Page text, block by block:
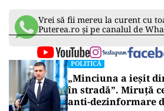
Vrei să fii mereu la curent cu
Puterea.ro și pe canalul de
POLITICĂ
„Minciuna a ieșit
în stradă”. Miruță
anti-dezinformare